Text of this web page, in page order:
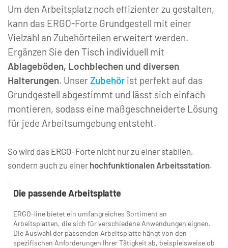
Um den Arbeitsplatz noch effizienter zu gestalten,
kann das ERGO-Forte Grundgestell mit einer
Vielzahl an Zubehörteilen erweitert werden.
Ablageböden, Lochblechen und diversen
Halterungen. Unser Zubehör ist perfekt auf das
Grundgestell abgestimmt und lässt sich einfach
montieren, sodass eine maßgeschneiderte Lösung
für jede Arbeitsumgebung entsteht.
So wird das ERGO-Forte nicht nur zu einer stabilen,
sondern auch zu einer hochfunktionalen Arbeitsstation.
Die passende Arbeitsplatte
ERGO-line bietet ein umfangreiches Sortiment an
Arbeitsplatten, die sich für verschiedene Anwendungen eignen.
Die Auswahl der passenden Arbeitsplatte hängt von den
spezifischen Anforderungen Ihrer Tätigkeit ab, beispielsweise ob